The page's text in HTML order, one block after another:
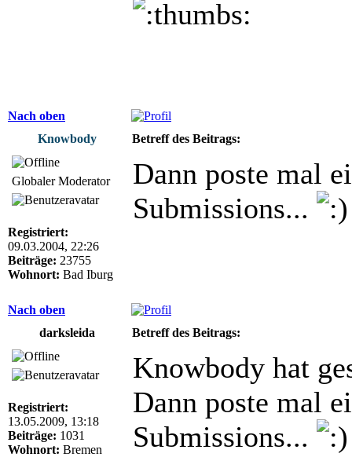
Nach oben
Knowbody
Betreff des Beitrags:
Globaler Moderator
Registriert:
09.03.2004, 22:26
Beiträge: 23755
Wohnort: Bad Iburg
Dann poste mal
Submissions...
Nach oben
darksleida
Betreff des Beitrags:
Registriert:
13.05.2009, 13:18
Beiträge: 1031
Wohnort: Bremen
Knowbody hat
Dann poste mal
Submissions...